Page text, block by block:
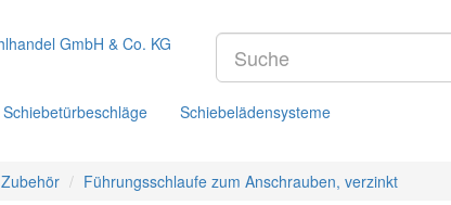
Schiebetürbeschläge Schiebelädensysteme
Zubehör Führungsschlaufe zum Anschrauben, verzinkt